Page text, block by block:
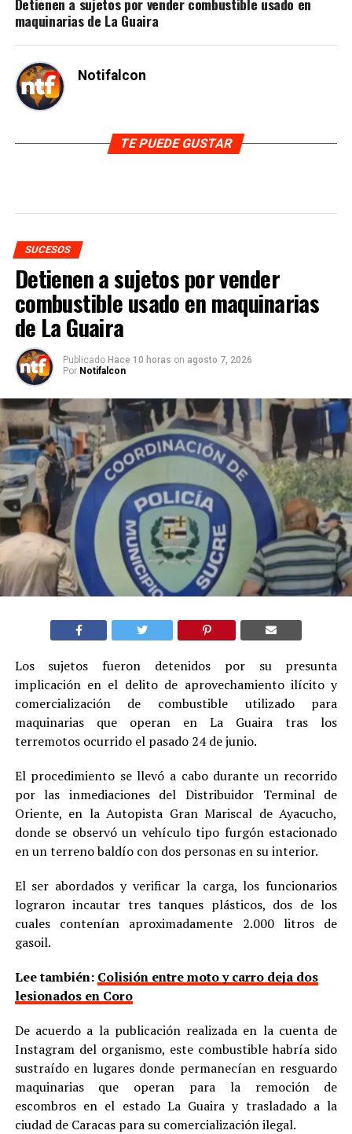
maquinarias de La Guaira
Notifalcon
TE PUEDE GUSTAR
SUCESOS
Detienen a sujetos por vender
combustible usado en maquinarias
de La Guaira
Publicado Hace 10 horas on agosto 7, 2026
Por Notifalcon
Los sujetos fueron detenidos por su presunta
implicación en el delito de aprovechamiento ilícito y
comercialización de combustible utilizado para
maquinarias que operan en La Guaira tras los
terremotos ocurrido el pasado 24 de junio.
El procedimiento se llevó a cabo durante un recorrido
por las inmediaciones del Distribuidor Terminal de
Oriente, en la Autopista Gran Mariscal de Ayacucho,
donde se observó un vehículo tipo furgón estacionado
en un terreno baldío con dos personas en su interior.
El ser abordados y verificar la carga, los funcionarios
lograron incautar tres tanques plásticos, dos de los
cuales contenían aproximadamente 2.000 litros de
gasoil.
Lee también: Colisión entre moto y carro deja dos
lesionados en Coro
De acuerdo a la publicación realizada en la cuenta de
Instagram del organismo, este combustible habría sido
sustraído en lugares donde permanecían en resguardo
maquinarias que operan para la remoción de
escombros en el estado La Guaira y trasladado a la
ciudad de Caracas para su comercialización ilegal.